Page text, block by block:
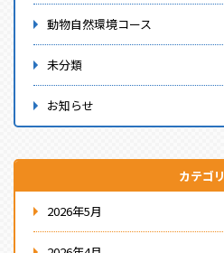
動物自然環境コース
未分類
お知らせ
カテゴリ
2026年5月